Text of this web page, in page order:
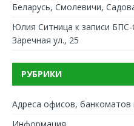
Беларусь, Смолевичи,
Юлия Ситница к записи
Заречная ул., 25
РУБРИКИ
Адреса офисов, банкоматов